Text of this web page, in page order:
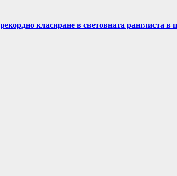
класиране в световната ранглиста в